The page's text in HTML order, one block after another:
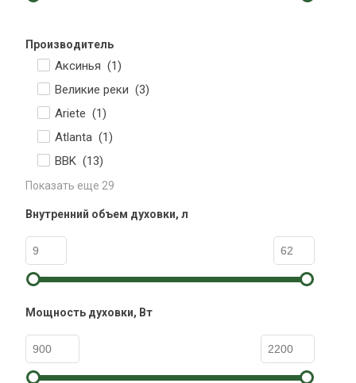
Производитель
Аксинья (1)
Великие реки (3)
Ariete (1)
Atlanta (1)
BBK (13)
Показать еще 29
Внутренний объем духовки, л
Мощность духовки, Вт